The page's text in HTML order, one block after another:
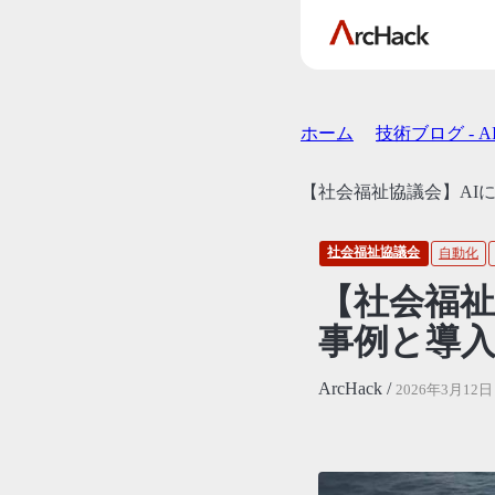
ホーム 技術ブログ -
【社会福祉協議会】AI
社会福祉協議会 自動化
【社会福
事例と導
ArcHack / 2026年3月12日